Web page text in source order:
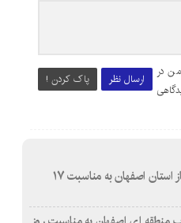
ارسال نظر پاک کردن !
در
پیام تبریک مدیرعامل شرکت گاز استان اصفهان به مناسبت ۱۷